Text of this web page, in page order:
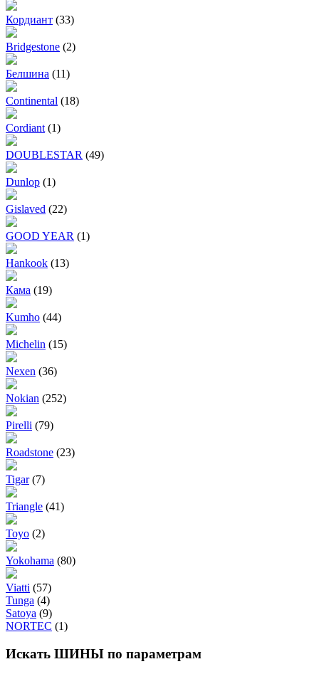
Кордиант (33)
Bridgestone (2)
Белшина (11)
Continental (18)
Cordiant (1)
DOUBLESTAR (49)
Dunlop (1)
Gislaved (22)
GOOD YEAR (1)
Hankook (13)
Кама (19)
Kumho (44)
Michelin (15)
Nexen (36)
Nokian (252)
Pirelli (79)
Roadstone (23)
Tigar (7)
Triangle (41)
Toyo (2)
Yokohama (80)
Viatti (57)
Tunga (4)
Satoya (9)
NORTEC (1)
Искать ШИНЫ по параметрам